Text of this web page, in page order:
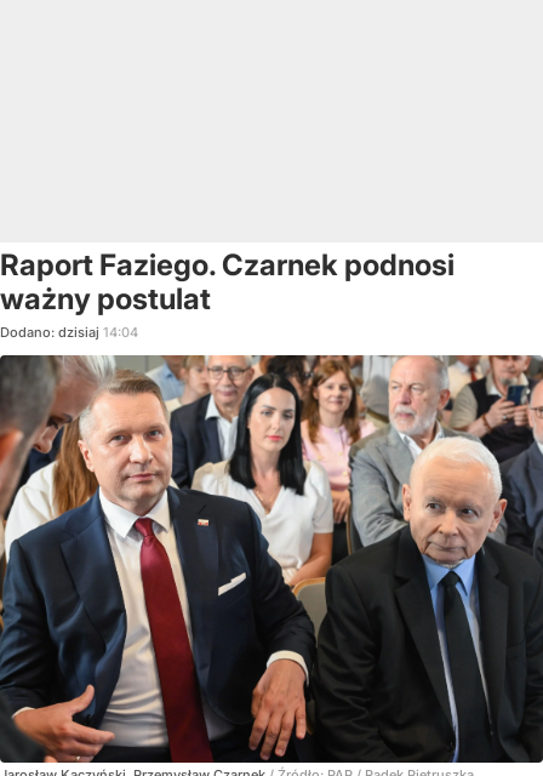
Raport Faziego. Czarnek podnosi
ważny postulat
Dodano: dzisiaj 14:04